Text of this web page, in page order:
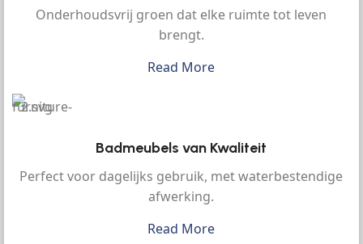
Onderhoudsvrij groen dat elke ruimte tot leven
brengt.
Read More
Badmeubels van Kwaliteit
Perfect voor dagelijks gebruik, met waterbestendige
afwerking.
Read More